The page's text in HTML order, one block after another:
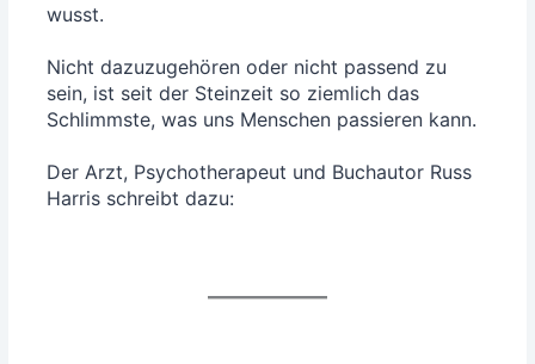
wusst.
Nicht dazu­zu­ge­hö­ren oder nicht pas­send zu
sein, ist seit der Stein­zeit so ziem­lich das
Schlimms­te, was uns Men­schen pas­sie­ren kann.
Der Arzt, Psy­cho­the­ra­peut und Buch­au­tor Russ
Har­ris schreibt dazu: